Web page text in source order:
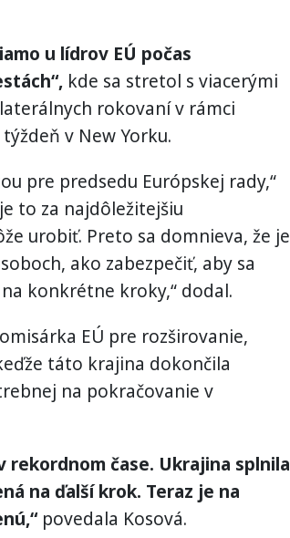
u lídrov EÚ počas
kde sa stretol s viacerými
rokovaní v rámci
v New Yorku.
pre predsedu Európskej rady,“
to za najdôležitejšiu
urobiť. Preto sa domnieva, že je
ako zabezpečiť, aby sa
konkrétne kroky,“ dodal.
EÚ pre rozširovanie,
táto krajina dokončila
na pokračovanie v
rekordnom čase. Ukrajina splnila
na ďalší krok. Teraz je na
povedala Kosová.